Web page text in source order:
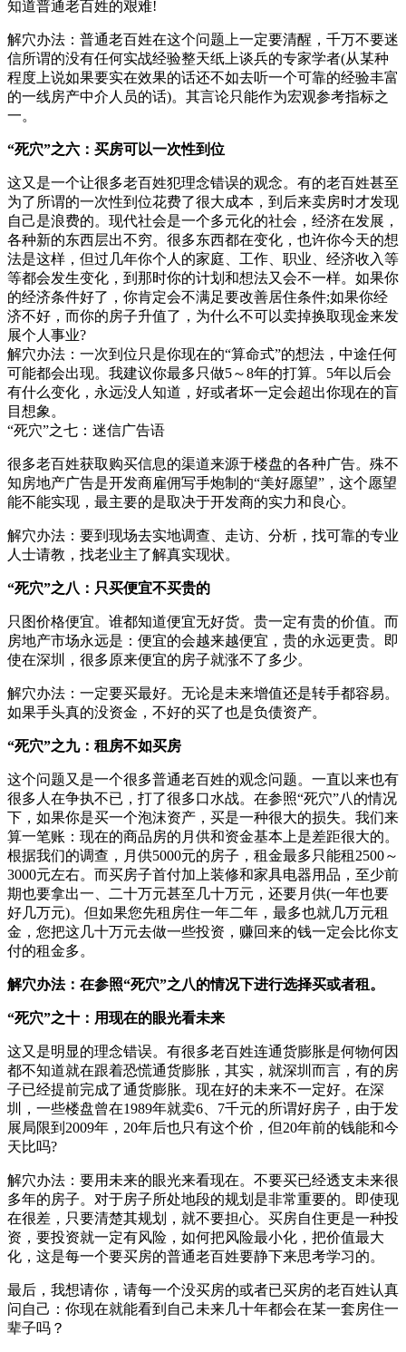
知道普通老百姓的艰难!
解穴办法：普通老百姓在这个问题上一定要清醒，千万不要迷
信所谓的没有任何实战经验整天纸上谈兵的专家学者(从某种
程度上说如果要实在效果的话还不如去听一个可靠的经验丰富
的一线房产中介人员的话)。其言论只能作为宏观参考指标之
一。
“死穴”之六：买房可以一次性到位
这又是一个让很多老百姓犯理念错误的观念。有的老百姓甚至
为了所谓的一次性到位花费了很大成本，到后来卖房时才发现
自己是浪费的。现代社会是一个多元化的社会，经济在发展，
各种新的东西层出不穷。很多东西都在变化，也许你今天的想
法是这样，但过几年你个人的家庭、工作、职业、经济收入等
等都会发生变化，到那时你的计划和想法又会不一样。如果你
的经济条件好了，你肯定会不满足要改善居住条件;如果你经
济不好，而你的房子升值了，为什么不可以卖掉换取现金来发
展个人事业?
解穴办法：一次到位只是你现在的“算命式”的想法，中途任何
可能都会出现。我建议你最多只做5～8年的打算。5年以后会
有什么变化，永远没人知道，好或者坏一定会超出你现在的盲
目想象。
“死穴”之七：迷信广告语
很多老百姓获取购买信息的渠道来源于楼盘的各种广告。殊不
知房地产广告是开发商雇佣写手炮制的“美好愿望”，这个愿望
能不能实现，最主要的是取决于开发商的实力和良心。
解穴办法：要到现场去实地调查、走访、分析，找可靠的专业
人士请教，找老业主了解真实现状。
“死穴”之八：只买便宜不买贵的
只图价格便宜。谁都知道便宜无好货。贵一定有贵的价值。而
房地产市场永远是：便宜的会越来越便宜，贵的永远更贵。即
使在深圳，很多原来便宜的房子就涨不了多少。
解穴办法：一定要买最好。无论是未来增值还是转手都容易。
如果手头真的没资金，不好的买了也是负债资产。
“死穴”之九：租房不如买房
这个问题又是一个很多普通老百姓的观念问题。一直以来也有
很多人在争执不已，打了很多口水战。在参照“死穴”八的情况
下，如果你是买一个泡沫资产，买是一种很大的损失。我们来
算一笔账：现在的商品房的月供和资金基本上是差距很大的。
根据我们的调查，月供5000元的房子，租金最多只能租2500～
3000元左右。而买房子首付加上装修和家具电器用品，至少前
期也要拿出一、二十万元甚至几十万元，还要月供(一年也要
好几万元)。但如果您先租房住一年二年，最多也就几万元租
金，您把这几十万元去做一些投资，赚回来的钱一定会比你支
付的租金多。
解穴办法：在参照“死穴”之八的情况下进行选择买或者租。
“死穴”之十：用现在的眼光看未来
这又是明显的理念错误。有很多老百姓连通货膨胀是何物何因
都不知道就在跟着恐慌通货膨胀，其实，就深圳而言，有的房
子已经提前完成了通货膨胀。现在好的未来不一定好。在深
圳，一些楼盘曾在1989年就卖6、7千元的所谓好房子，由于发
展局限到2009年，20年后也只有这个价，但20年前的钱能和今
天比吗?
解穴办法：要用未来的眼光来看现在。不要买已经透支未来很
多年的房子。对于房子所处地段的规划是非常重要的。即使现
在很差，只要清楚其规划，就不要担心。买房自住更是一种投
资，要投资就一定有风险，如何把风险最小化，把价值最大
化，这是每一个要买房的普通老百姓要静下来思考学习的。
最后，我想请你，请每一个没买房的或者已买房的老百姓认真
问自己：你现在就能看到自己未来几十年都会在某一套房住一
辈子吗？